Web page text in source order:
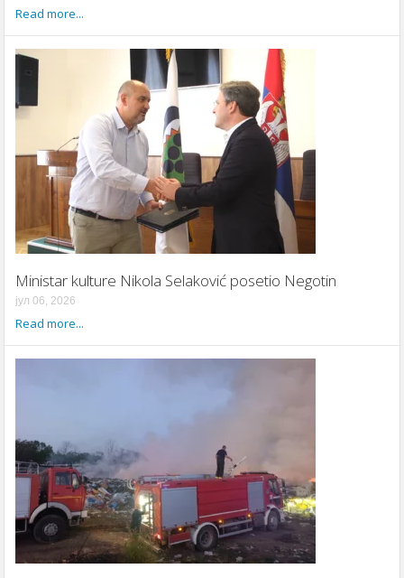
Read more...
Ministar kulture Nikola Selaković posetio Negotin
јул 06, 2026
Read more...